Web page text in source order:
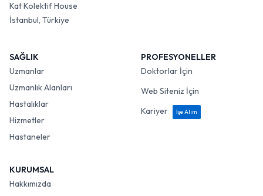
Kat Kolektif House
İstanbul, Türkiye
SAĞLIK
Uzmanlar
Uzmanlık Alanları
Hastalıklar
Hizmetler
Hastaneler
PROFESYONELLER
Doktorlar İçin
Web Siteniz İçin
Kariyer
İşe Alım
KURUMSAL
Hakkımızda